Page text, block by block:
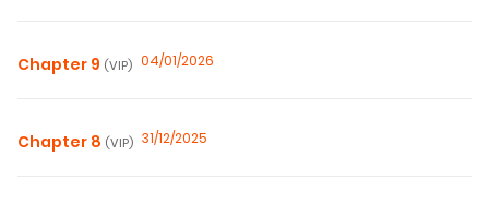
Chapter 9 (VIP) 04/01/2026
Chapter 8 (VIP) 31/12/2025